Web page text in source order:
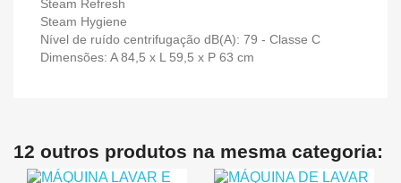
Steam Refresh
Steam Hygiene
Nível de ruído centrifugação dB(A): 79 - Classe C
Dimensões: A 84,5 x L 59,5 x P 63 cm
12 outros produtos na mesma categoria: